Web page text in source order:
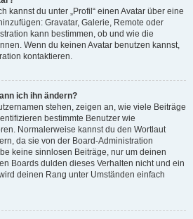
kannst du unter „Profil“ einen Avatar über eine
Gravatar, Galerie, Remote oder
kann bestimmen, ob und wie die
Wenn du keinen Avatar benutzen kannst,
kontaktieren.
ich ihn ändern?
stehen, zeigen an, wie viele Beiträge
bestimmte Benutzer wie
Normalerweise kannst du den Wortlaut
da sie von der Board-Administration
keine sinnlosen Beiträge, nur um deinen
Boards dulden dieses Verhalten nicht und ein
deinen Rang unter Umständen einfach